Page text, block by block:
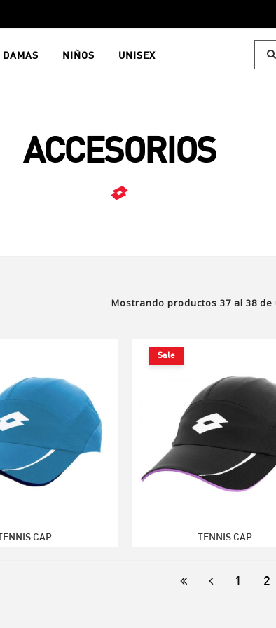
DAMAS NIÑOS UNISEX
ACCESORIOS
Mostrando productos 37al 38de
TENNIS CAP
Sale
TENNIS CAP
1
2